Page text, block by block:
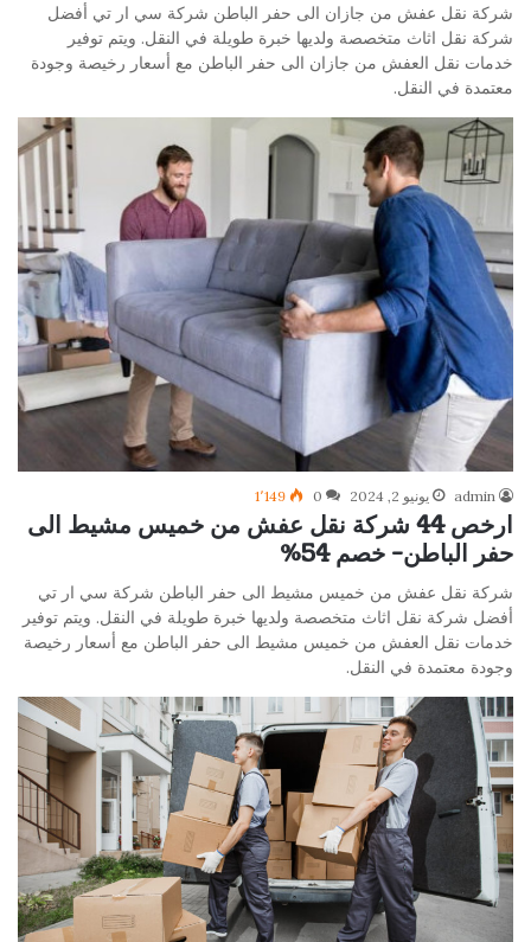
شركة نقل عفش من جازان الى حفر الباطن شركة سي ار تي أفضل
شركة نقل اثاث متخصصة ولديها خبرة طويلة في النقل. ويتم توفير
خدمات نقل العفش من جازان الى حفر الباطن مع أسعار رخيصة وجودة
معتمدة في النقل.
admin يونيو 2, 2024 0 1٬149
ارخص 44 شركة نقل عفش من خميس مشيط الى
حفر الباطن- خصم 54%
شركة نقل عفش من خميس مشيط الى حفر الباطن شركة سي ار تي
أفضل شركة نقل اثاث متخصصة ولديها خبرة طويلة في النقل. ويتم توفير
خدمات نقل العفش من خميس مشيط الى حفر الباطن مع أسعار رخيصة
وجودة معتمدة في النقل.